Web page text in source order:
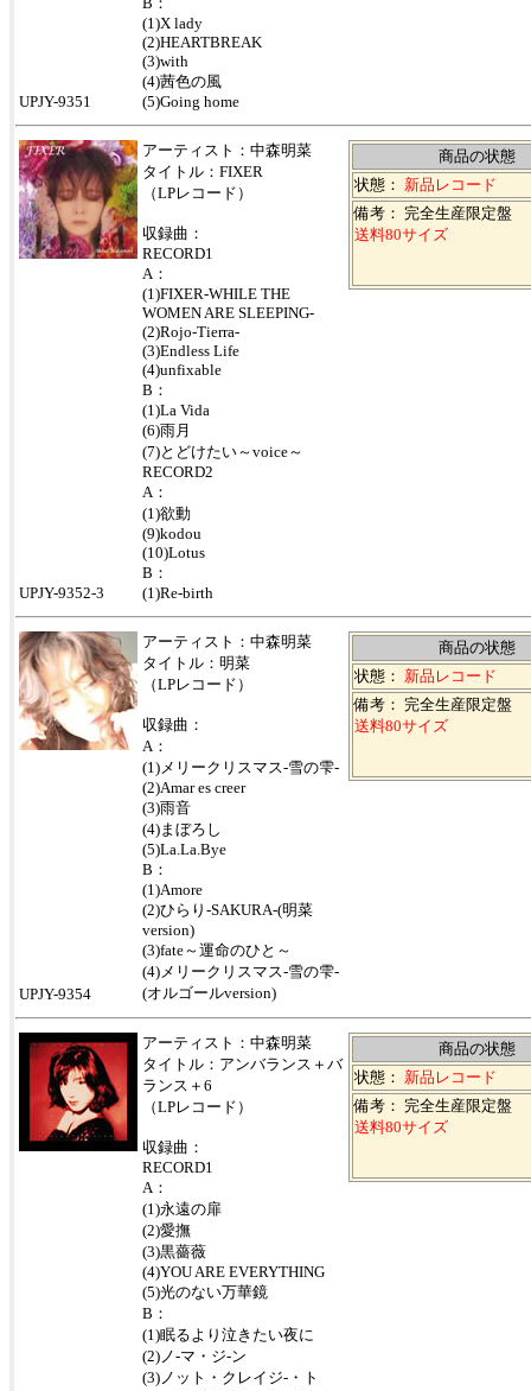
(1)X lady
(2)HEARTBREAK
(3)with
(4)茜色の風
(5)Going home
UPJY-9351
アーティスト：中森明菜
タイトル：FIXER
（LPレコード）
収録曲：
RECORD1
A：
(1)FIXER-WHILE THE
WOMEN ARE SLEEPING-
(2)Rojo-Tierra-
(3)Endless Life
(4)unfixable
B：
(1)La Vida
(6)雨月
(7)とどけたい～voice～
RECORD2
A：
(1)欲動
(9)kodou
(10)Lotus
B：
(1)Re-birth
商品の状態
状態： 新品レコード
備考： 完全生産限定盤
送料80サイズ
UPJY-9352-3
アーティスト：中森明菜
タイトル：明菜
（LPレコード）
収録曲：
A：
(1)メリークリスマス-雪の雫-
(2)Amar es creer
(3)雨音
(4)まぼろし
(5)La.La.Bye
B：
(1)Amore
(2)ひらり-SAKURA-(明菜
version)
(3)fate～運命のひと～
(4)メリークリスマス-雪の雫-
(オルゴールversion)
商品の状態
状態： 新品レコード
備考： 完全生産限定盤
送料80サイズ
UPJY-9354
アーティスト：中森明菜
タイトル：アンバランス＋バ
ランス＋6
（LPレコード）
収録曲：
RECORD1
A：
(1)永遠の扉
(2)愛撫
(3)黒薔薇
(4)YOU ARE EVERYTHING
(5)光のない万華鏡
B：
(1)眠るより泣きたい夜に
(2)ノ-マ・ジ-ン
(3)ノット・クレイジ-・ト
商品の状態
状態： 新品レコード
備考： 完全生産限定盤
送料80サイズ